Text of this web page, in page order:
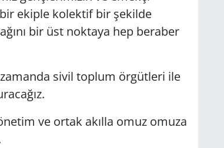
bir ekiple kolektif bir şekilde
bir üst noktaya hep beraber
sivil toplum örgütleri ile
ve ortak akılla omuz omuza